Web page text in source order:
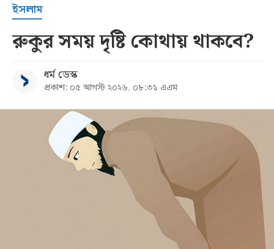
ইসলাম
রুকুর সময় দৃষ্টি কোথায় থাকবে?
ধর্ম ডেস্ক
প্রকাশ: ০৫ আগস্ট ২০২৬, ০৮:৩১ এএম